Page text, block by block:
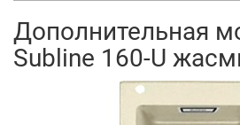
Дополнительная
Subline 160-U